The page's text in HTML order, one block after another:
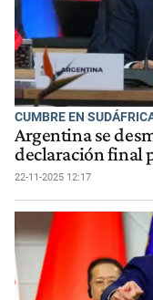
CUMBRE EN
Argentina se
declaración final
22-11-2025 12:17